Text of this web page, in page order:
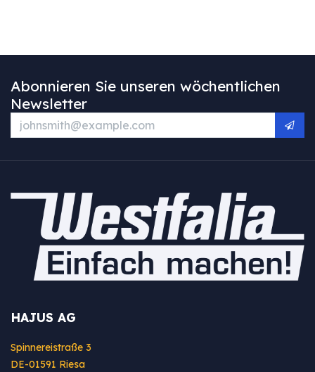
Abonnieren Sie unseren wöchentlichen
Newsletter
HAJUS AG
Spinnereistraße 3
DE-01591 Riesa